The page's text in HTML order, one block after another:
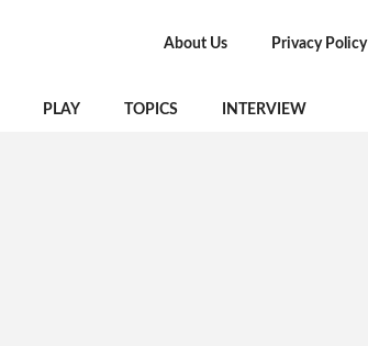
About Us Privacy Policy
PLAY TOPICS INTERVIEW